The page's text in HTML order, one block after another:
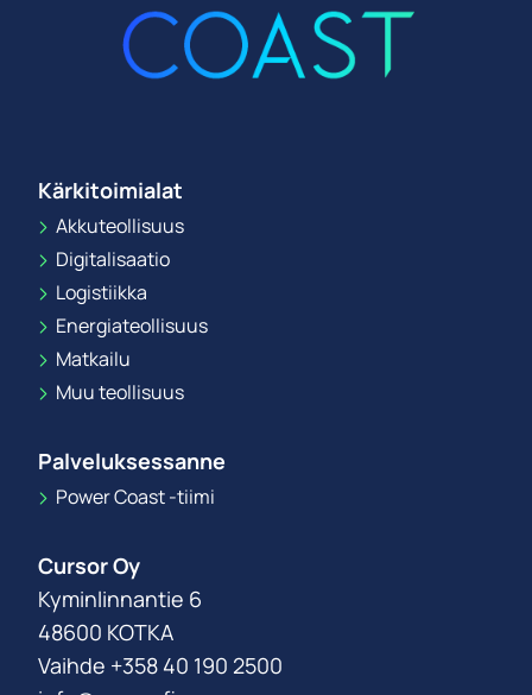
Kärkitoimialat
Akkuteollisuus
Digitalisaatio
Logistiikka
Energiateollisuus
Matkailu
Muu teollisuus
Palveluksessanne
Power Coast -tiimi
Cursor Oy
Kyminlinnantie 6
48600 KOTKA
Vaihde +358 40 190 2500